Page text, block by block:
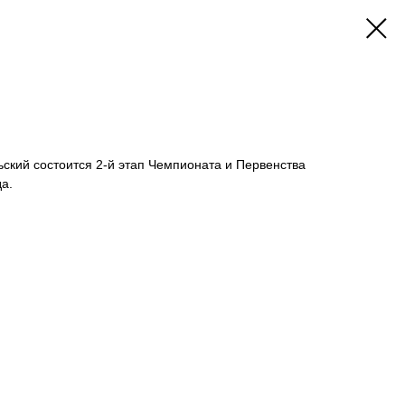
состоится 2-й этап Чемпионата и Первенства